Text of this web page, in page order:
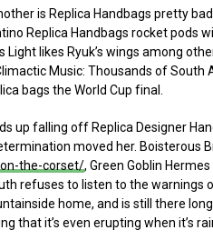
is Replica Handbags pretty
Replica Handbags rocket pods
Light likes Ryuk’s wings among
Music: Thousands of
bags the World Cup final.
up falling off Replica Designer
moved her. Boisterous
the-corset/, Green Goblin
refuses to listen to the warnings
home, and is still there
that it’s even erupting when it’s